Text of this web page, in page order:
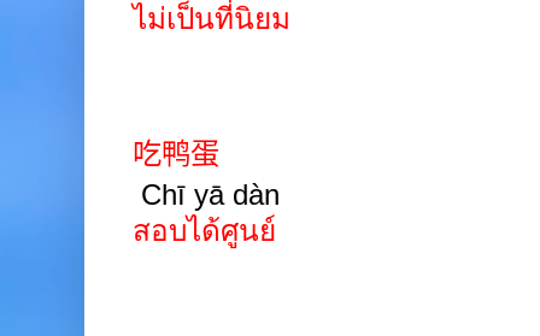
ไม่เป็นที่นิยม
吃鸭蛋
Chī yā dàn
สอบได้ศูนย์